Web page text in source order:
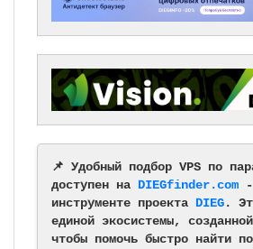
📌 Удобный подбор VPS по
доступен на DIEGfinder.com -
инструменте проекта DIEG.
единой экосистемы,
чтобы помочь быстро найти